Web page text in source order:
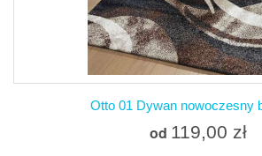
Otto 01 Dywan nowoczesny
od 119,00 zł